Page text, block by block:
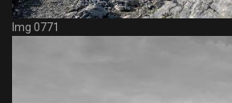
Img 0771